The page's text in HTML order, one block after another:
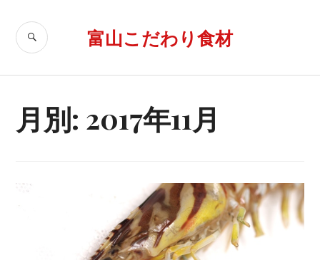
ツ
富山こだわり食材
検
月別: 2017年11月